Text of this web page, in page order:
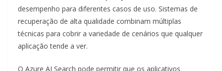
desempenho para diferentes casos de uso. Sistemas de
recuperação de alta qualidade combinam múltiplas
técnicas para cobrir a variedade de cenários que qualquer
aplicação tende a ver.
O Azure AI Search pode permitir que os aplicativos